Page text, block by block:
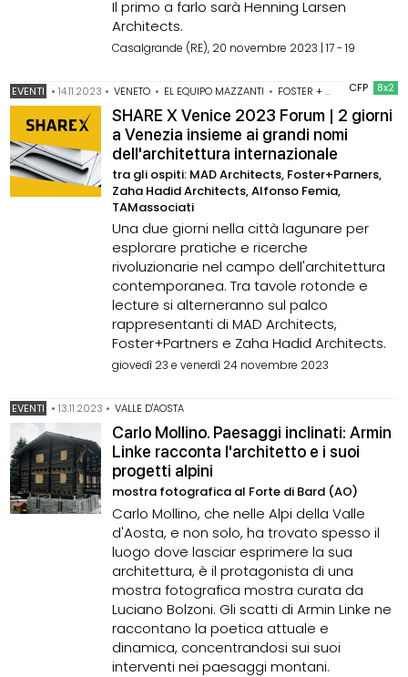
Il primo a farlo sarà Henning Larsen
Architects.
Casalgrande (RE), 20 novembre 2023 | 17 - 19
CFP 8x2
EVENTI •14.11.2023 • VENETO • EL EQUIPO MAZZANTI • FOSTER + PARTNERS •
SHARE X Venice 2023 Forum | 2 giorni
a Venezia insieme ai grandi nomi
dell'architettura internazionale
tra gli ospiti: MAD Architects, Foster+Parners,
Zaha Hadid Architects, Alfonso Femia,
TAMassociati
Una due giorni nella città lagunare per
esplorare pratiche e ricerche
rivoluzionarie nel campo dell'architettura
contemporanea. Tra tavole rotonde e
lecture si alterneranno sul palco
rappresentanti di MAD Architects,
Foster+Partners e Zaha Hadid Architects.
giovedì 23 e venerdì 24 novembre 2023
EVENTI •13.11.2023 • VALLE D'AOSTA
Carlo Mollino. Paesaggi inclinati: Armin
Linke racconta l'architetto e i suoi
progetti alpini
mostra fotografica al Forte di Bard (AO)
Carlo Mollino, che nelle Alpi della Valle
d'Aosta, e non solo, ha trovato spesso il
luogo dove lasciar esprimere la sua
architettura, è il protagonista di una
mostra fotografica mostra curata da
Luciano Bolzoni. Gli scatti di Armin Linke ne
raccontano la poetica attuale e
dinamica, concentrandosi sui suoi
interventi nei paesaggi montani.